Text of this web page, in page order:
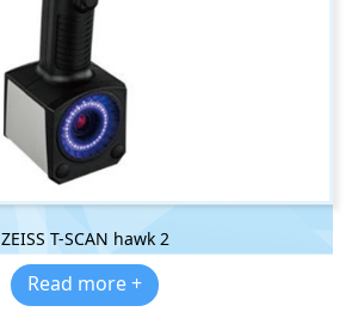
ZEISS T-SCAN hawk 2
Read more +